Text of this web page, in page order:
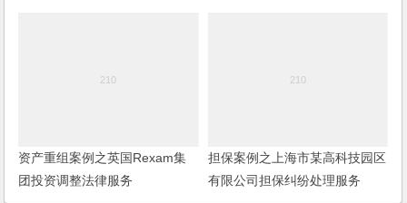
资产重组案例之英国Rexam集
团投资调整法律服务
担保案例之上海市某高科技园区
有限公司担保纠纷处理服务